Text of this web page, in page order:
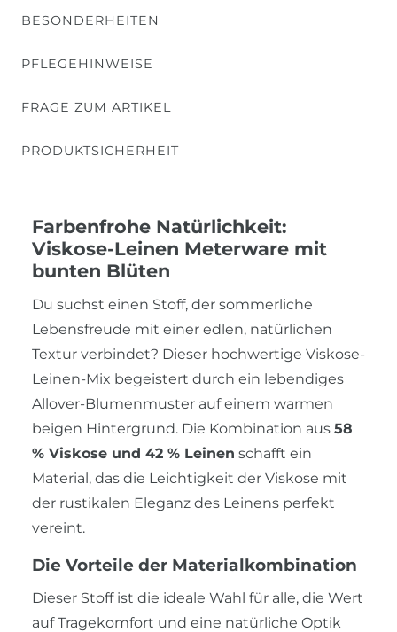
BESONDERHEITEN
PFLEGEHINWEISE
FRAGE ZUM ARTIKEL
PRODUKTSICHERHEIT
Farbenfrohe Natürlichkeit:
Viskose-Leinen Meterware mit
bunten Blüten
Du suchst einen Stoff, der sommerliche
Lebensfreude mit einer edlen, natürlichen
Textur verbindet? Dieser hochwertige Viskose-
Leinen-Mix begeistert durch ein lebendiges
Allover-Blumenmuster auf einem warmen
beigen Hintergrund. Die Kombination aus 58
% Viskose und 42 % Leinen schafft ein
Material, das die Leichtigkeit der Viskose mit
der rustikalen Eleganz des Leinens perfekt
vereint.
Die Vorteile der Materialkombination
Dieser Stoff ist die ideale Wahl für alle, die Wert
auf Tragekomfort und eine natürliche Optik